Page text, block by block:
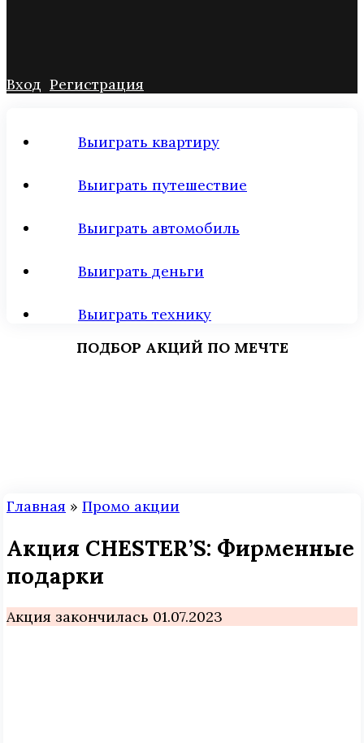
Вход Регистрация
Выиграть квартиру
Выиграть путешествие
Выиграть автомобиль
Выиграть деньги
Выиграть технику
ПОДБОР АКЦИЙ ПО МЕЧТЕ
Главная » Промо акции
Акция CHESTER’S: Фирменные
подарки
Акция закончилась 01.07.2023